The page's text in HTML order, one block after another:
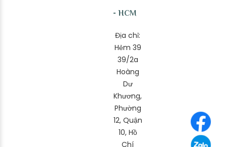
- HCM
Địa chỉ:
Hẻm 39
39/2a
Hoàng
Dư
Khương,
Phường
12, Quận
10, Hồ
Chí